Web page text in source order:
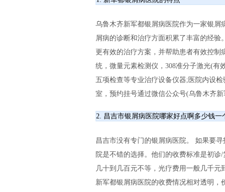
乌鲁木齐新军都银屑病医院作为一家银屑
屑病的诊断和治疗方面积累了丰富的经验
更有效的治疗方案，并帮助患者有效控
统，微量元素检测仪，308准分子激光(有
五项检查等专业治疗设备仪器;医院内设
室，预约挂号通过微信公众号(乌鲁木齐新
2. 昌吉市银屑病医院哪家好点啊多少钱一
昌吉市没有专门的银屑病医院。 如果要
院是不错的选择。他们的收费标准是初
几十到几百元不等，光疗费用一般几千
新军都银屑病医院的收费情况相对透明